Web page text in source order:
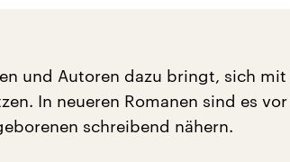
und Autoren dazu bringt, sich mit
In neueren Romanen sind es vor
schreibend nähern.